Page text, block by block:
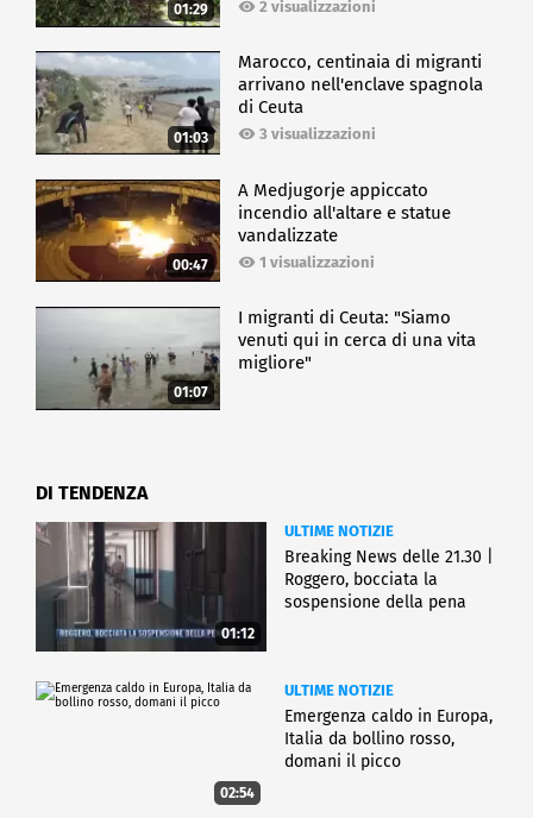
01:29 2 visualizzazioni
01:03
Marocco, centinaia di migranti
arrivano nell'enclave spagnola
di Ceuta
3 visualizzazioni
00:47
A Medjugorje appiccato
incendio all'altare e statue
vandalizzate
1 visualizzazioni
01:07
I migranti di Ceuta: "Siamo
venuti qui in cerca di una vita
migliore"
DI TENDENZA
01:12
ULTIME NOTIZIE
Breaking News delle 21.30 |
Roggero, bocciata la
sospensione della pena
02:54
ULTIME NOTIZIE
Emergenza caldo in Europa,
Italia da bollino rosso,
domani il picco